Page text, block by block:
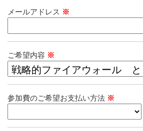
メールアドレス ※
ご希望内容 ※
参加費のご希望お支払い方法 ※